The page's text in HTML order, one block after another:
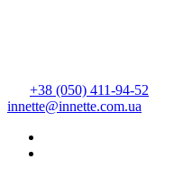
+38 (050) 411-94-52
innette@innette.com.ua